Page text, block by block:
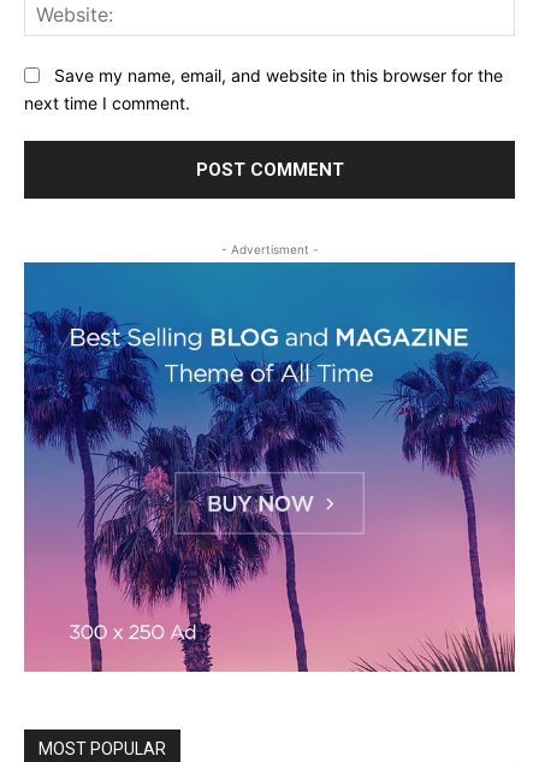
Save my name, email, and website in this browser for the
next time I comment.
- Advertisment -
MOST POPULAR